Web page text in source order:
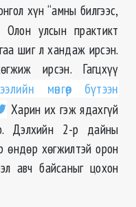
хүн “амны билгээс,
улсын практикт
шиг л хандаж ирсэн.
ирсэн. Гагцхүү
мөнгөөр бүтээн
Харин их гэж ядахгүй
Дэлхийн 2-р дайны
хөгжилтэй орон
авч байсаныг цохон